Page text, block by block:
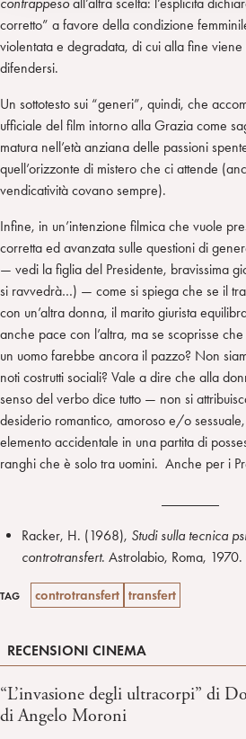
corretto” a favore della condizione
violentata e degradata, di cui alla fine
difendersi.
Un sottotesto sui “generi”, quindi, che
ufficiale del film intorno alla Grazia come
matura nell’età anziana delle passioni
quell’orizzonte di mistero che ci attende
vendicatività covano sempre).
Infine, in un’intenzione filmica che vuole
corretta ed avanzata sulle questioni di
— vedi la figlia del Presidente, bravissima
si ravvedrà…) — come si spiega che se il
con un’altra donna, il marito giurista
anche pace con l’altra, ma se scoprisse
un uomo farebbe ancora il pazzo? Non
noti costrutti sociali? Vale a dire che alla
senso del verbo dice tutto — non si
desiderio romantico, amoroso e/o
elemento accidentale in una partita di
ranghi che è solo tra uomini. Anche per i
Racker, H. (1968), Studi sulla tecnica
controtransfert. Astrolabio, Roma, 1970.
TAG controtransfert transfert
RECENSIONI CINEMA
“L’invasione degli ultracorpi” di
di Angelo Moroni